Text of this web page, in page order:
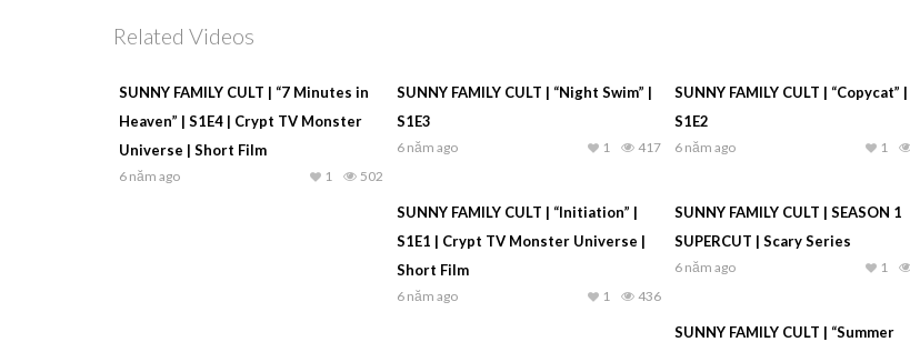
Related Videos
SUNNY FAMILY CULT | “7 Minutes in
Heaven” | S1E4 | Crypt TV Monster
Universe | Short Film
6 năm ago 502
1
SUNNY FAMILY CULT | “Night Swim” |
S1E3
6 năm ago 417
1
SUNNY FAMILY CULT | “Copycat” |
S1E2
6 năm ago 1
SUNNY FAMILY CULT | “Initiation” |
S1E1 | Crypt TV Monster Universe |
Short Film
6 năm ago 436
1
SUNNY FAMILY CULT | SEASON 1
SUPERCUT | Scary Series
6 năm ago 1
SUNNY FAMILY CULT | “Summer